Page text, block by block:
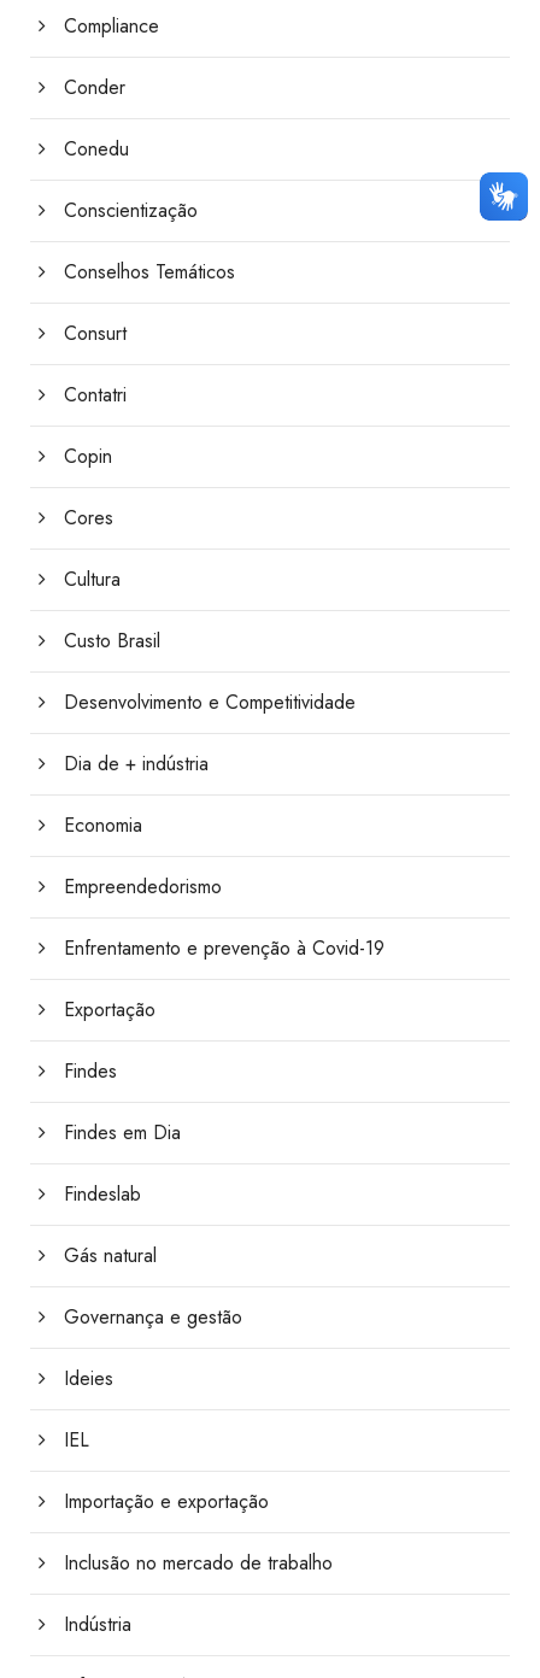
Compliance
Conder
Conedu
Conscientização
Conselhos Temáticos
Consurt
Contatri
Copin
Cores
Cultura
Custo Brasil
Desenvolvimento e Competitividade
Dia de + indústria
Economia
Empreendedorismo
Enfrentamento e prevenção à Covid-19
Exportação
Findes
Findes em Dia
Findeslab
Gás natural
Governança e gestão
Ideies
IEL
Importação e exportação
Inclusão no mercado de trabalho
Indústria